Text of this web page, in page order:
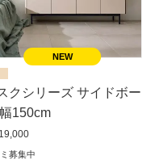
クシリーズ サイドボー
幅150cm
募集中